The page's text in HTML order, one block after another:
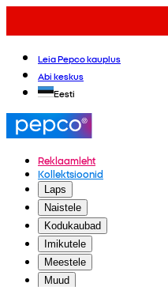
Leia Pepco kauplus
Abi keskus
Eesti
Reklaamleht
Kollektsioonid
Laps
Naistele
Kodukaubad
Imikutele
Meestele
Muud